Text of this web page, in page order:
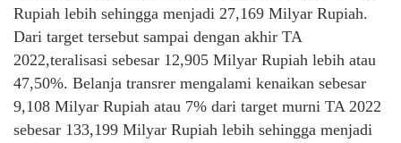
Rupiah lebih sehingga menjadi 27,169 Milyar Rupiah.
Dari target tersebut sampai dengan akhir TA
2022,teralisasi sebesar 12,905 Milyar Rupiah lebih atau
47,50%. Belanja transrer mengalami kenaikan sebesar
9,108 Milyar Rupiah atau 7% dari target murni TA 2022
sebesar 133,199 Milyar Rupiah lebih sehingga menjadi